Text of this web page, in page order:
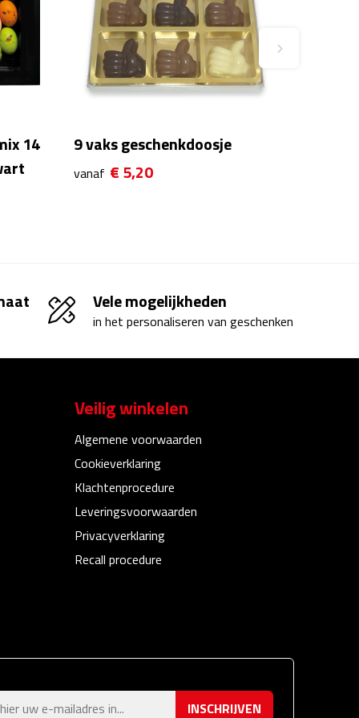
14
9 vaks geschenkdoosje
vanaf € 5,20
Vele mogelijkheden
in het personaliseren van geschenken
Veilig winkelen
Algemene voorwaarden
Cookieverklaring
Klachtenprocedure
Leveringsvoorwaarden
Privacyverklaring
Recall procedure